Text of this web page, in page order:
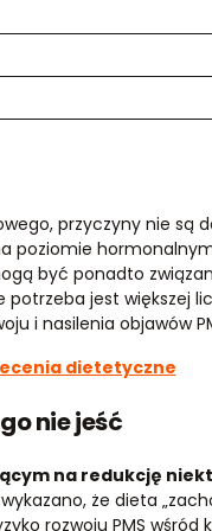
przyczyny nie są
poziomie
być ponadto
jest większej
i nasilenia objawów
dietetyczne
nie jeść
na redukcję
że dieta
rozwoju PMS wśród